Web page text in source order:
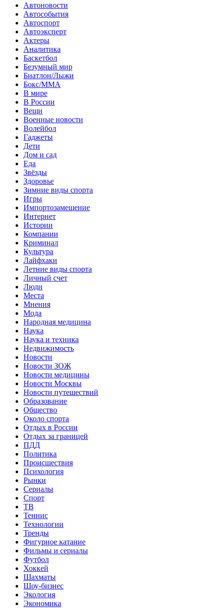
Автоновости
Автособытия
Автоспорт
Автоэксперт
Актеры
Аналитика
Баскетбол
Безумный мир
Биатлон/Лыжи
Бокс/MMA
В мире
В России
Вещи
Военные новости
Волейбол
Гаджеты
Дети
Дом и сад
Еда
Звёзды
Здоровье
Зимние виды спорта
Игры
Импортозамещение
Интернет
Истории
Компании
Криминал
Культура
Лайфхаки
Летние виды спорта
Личный счет
Люди
Места
Мнения
Мода
Народная медицина
Наука
Наука и техника
Недвижимость
Новости
Новости ЗОЖ
Новости медицины
Новости Москвы
Новости путешествий
Образование
Общество
Около спорта
Отдых в России
Отдых за границей
ПДД
Политика
Происшествия
Психология
Рынки
Сериалы
Спорт
ТВ
Теннис
Технологии
Тренды
Фигурное катание
Фильмы и сериалы
Футбол
Хоккей
Шахматы
Шоу-бизнес
Экология
Экономика